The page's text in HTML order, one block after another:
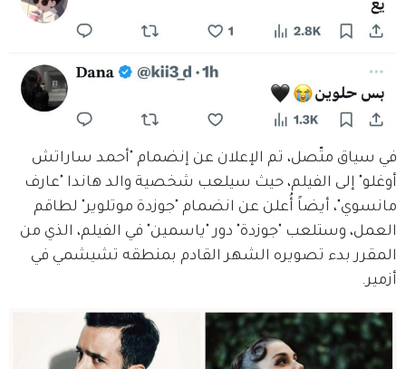
في سياق متّصل، تم الإعلان عن إنضمام "أحمد ساراتش
أوغلو" إلى الفيلم، حيث سيلعب شخصية والد هاندا "عارف
مانسوي"، أيضاً أُعلن عن انضمام "جوزدة موتلوير" لطاقم
العمل، وستلعب "جوزدة" دور "ياسمين" في الفيلم، الذي من
المقرر بدء تصويره الشهر القادم بمنطقه تشيشمي في
أزمير.